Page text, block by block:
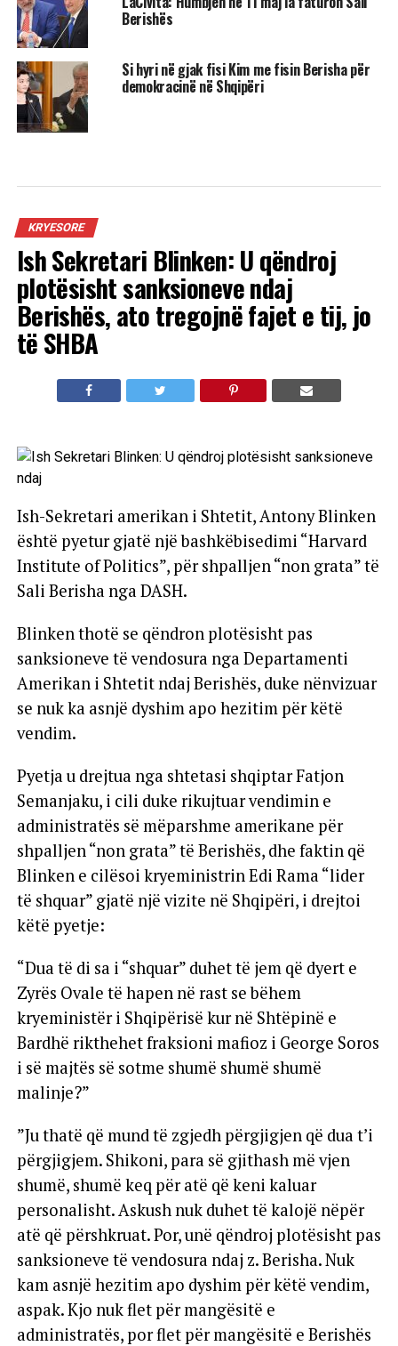
Berishës
Si hyri në gjak fisi Kim me fisin Berisha për
demokracinë në Shqipëri
KRYESORE
Ish Sekretari Blinken: U qëndroj
plotësisht sanksioneve ndaj
Berishës, ato tregojnë fajet e tij, jo
të SHBA
Ish-Sekretari amerikan i Shtetit, Antony Blinken
është pyetur gjatë një bashkëbisedimi “Harvard
Institute of Politics”, për shpalljen “non grata” të
Sali Berisha nga DASH.
Blinken thotë se qëndron plotësisht pas
sanksioneve të vendosura nga Departamenti
Amerikan i Shtetit ndaj Berishës, duke nënvizuar
se nuk ka asnjë dyshim apo hezitim për këtë
vendim.
Pyetja u drejtua nga shtetasi shqiptar Fatjon
Semanjaku, i cili duke rikujtuar vendimin e
administratës së mëparshme amerikane për
shpalljen “non grata” të Berishës, dhe faktin që
Blinken e cilësoi kryeministrin Edi Rama “lider
të shquar” gjatë një vizite në Shqipëri, i drejtoi
këtë pyetje:
“Dua të di sa i “shquar” duhet të jem që dyert e
Zyrës Ovale të hapen në rast se bëhem
kryeministër i Shqipërisë kur në Shtëpinë e
Bardhë rikthehet fraksioni mafioz i George Soros
i së majtës së sotme shumë shumë shumë
malinje?”
”Ju thatë që mund të zgjedh përgjigjen që dua t’i
përgjigjem. Shikoni, para së gjithash më vjen
shumë, shumë keq për atë që keni kaluar
personalisht. Askush nuk duhet të kalojë nëpër
atë që përshkruat. Por, unë qëndroj plotësisht pas
sanksioneve të vendosura ndaj z. Berisha. Nuk
kam asnjë hezitim apo dyshim për këtë vendim,
aspak. Kjo nuk flet për mangësitë e
administratës, por flet për mangësitë e Berishës